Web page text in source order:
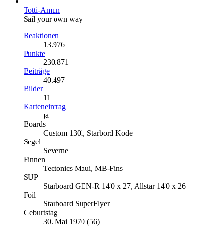
Totti-Amun
Sail your own way
Reaktionen
13.976
Punkte
230.871
Beiträge
40.497
Bilder
11
Karteneintrag
ja
Boards
Custom 130l, Starbord Kode
Segel
Severne
Finnen
Tectonics Maui, MB-Fins
SUP
Starboard GEN-R 14'0 x 27, Allstar 14'0 x 26
Foil
Starboard SuperFlyer
Geburtstag
30. Mai 1970 (56)